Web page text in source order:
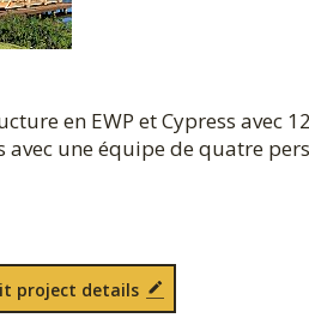
en EWP et Cypress avec
une équipe de quatre
project details